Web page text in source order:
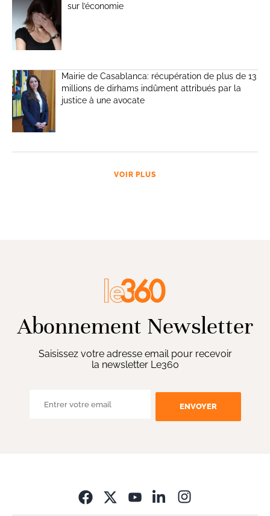
sur l’économie
Mairie de Casablanca: récupération de plus de 13
millions de dirhams indûment attribués par la
justice à une avocate
VOIR PLUS
Abonnement Newsletter
Saisissez votre adresse email pour recevoir
la newsletter Le360
ENVOYER